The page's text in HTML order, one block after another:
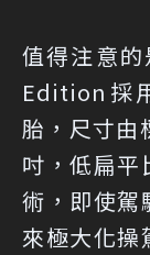
值得注意
Edition採
胎，尺寸由
吋，低扁平
術，即使駕
來極大化操